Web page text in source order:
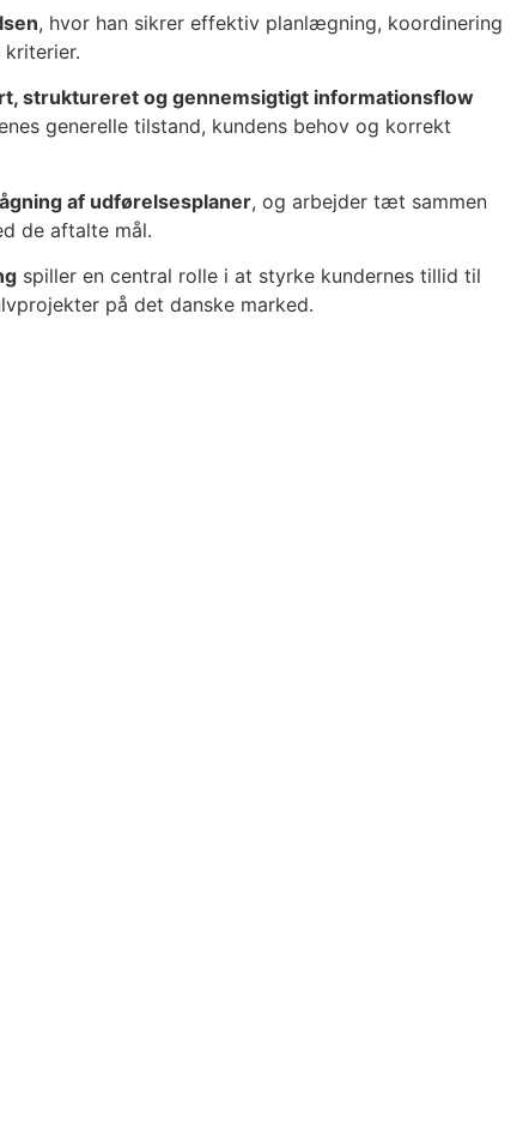
, hvor han sikrer effektiv planlægning, koordinering
struktureret og gennemsigtigt informationsflow
generelle tilstand, kundens behov og korrekt
af udførelsesplaner, og arbejder tæt sammen
de aftalte mål.
spiller en central rolle i at styrke kundernes tillid til
på det danske marked.